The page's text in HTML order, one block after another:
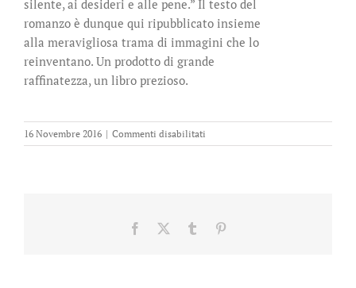
silente, ai desideri e alle pene.” Il testo del
romanzo è dunque qui ripubblicato insieme
alla meravigliosa trama di immagini che lo
reinventano. Un prodotto di grande
raffinatezza, un libro prezioso.
16 Novembre 2016 | Commenti disabilitati
Seta
Facebook Tumblr